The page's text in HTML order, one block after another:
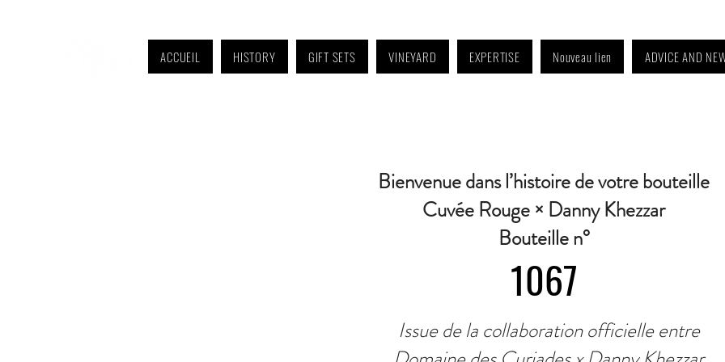
ACCUEIL HISTORY GIFT SETS VINEYARD EXPERTISE Nouveau lien ADVICE AND
Bienvenue dans l’histoire de votre bouteille
Cuvée Rouge × Danny Khezzar
Bouteille n°
1067
Issue de la collaboration officielle entre